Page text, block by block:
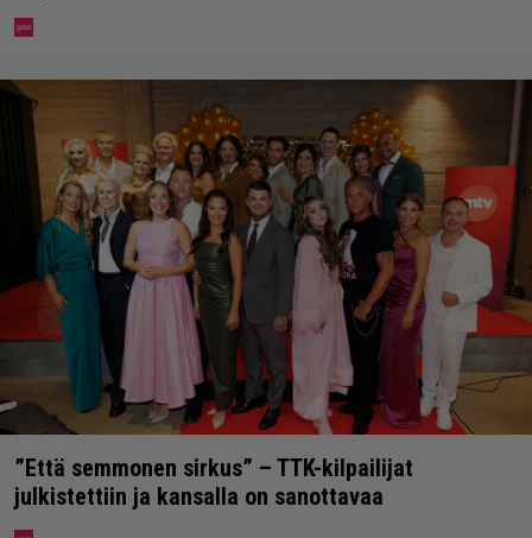
”Että semmonen sirkus” – TTK-kilpailijat
julkistettiin ja kansalla on sanottavaa